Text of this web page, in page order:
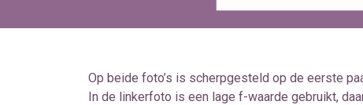
Op beide foto’s is scherpgesteld op de eerste
In de linkerfoto is een lage f-waarde gebruikt,